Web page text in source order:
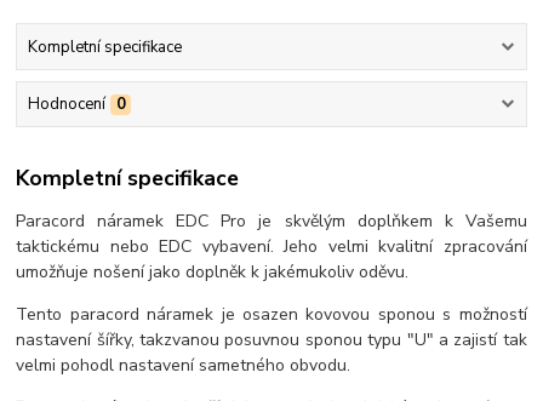
Kompletní specifikace
Hodnocení 0
Kompletní specifikace
Paracord náramek EDC Pro je skvělým doplňkem k Vašemu
taktickému nebo EDC vybavení. Jeho velmi kvalitní zpracování
umožňuje nošení jako doplněk k jakémukoliv oděvu.
Tento paracord náramek je osazen kovovou sponou s možností
nastavení šířky, takzvanou posuvnou sponou typu "U" a zajistí tak
velmi pohodl nastavení sametného obvodu.